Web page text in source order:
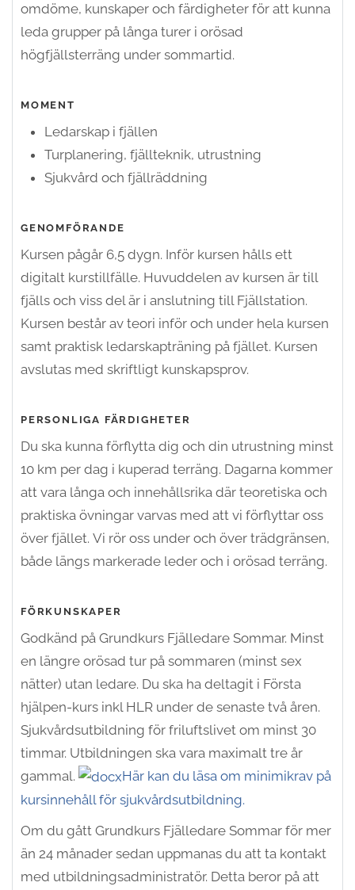
omdöme, kunskaper och färdigheter för att kunna
leda grupper på långa turer i orösad
högfjällsterräng under sommartid.
MOMENT
Ledarskap i fjällen
Turplanering, fjällteknik, utrustning
Sjukvård och fjällräddning
GENOMFÖRANDE
Kursen pågår 6,5 dygn. Inför kursen hålls ett
digitalt kurstillfälle. Huvuddelen av kursen är till
fjälls och viss del är i anslutning till Fjällstation.
Kursen består av teori inför och under hela kursen
samt praktisk ledarskapträning på fjället. Kursen
avslutas med skriftligt kunskapsprov.
PERSONLIGA FÄRDIGHETER
Du ska kunna förflytta dig och din utrustning minst
10 km per dag i kuperad terräng. Dagarna kommer
att vara långa och innehållsrika där teoretiska och
praktiska övningar varvas med att vi förflyttar oss
över fjället. Vi rör oss under och över trädgränsen,
både längs markerade leder och i orösad terräng.
FÖRKUNSKAPER
Godkänd på Grundkurs Fjälledare Sommar. Minst
en längre orösad tur på sommaren (minst sex
nätter) utan ledare. Du ska ha deltagit i Första
hjälpen-kurs inkl HLR under de senaste två åren.
Sjukvårdsutbildning för friluftslivet om minst 30
timmar. Utbildningen ska vara maximalt tre år
gammal.
Här kan du läsa om minimikrav på
kursinnehåll för sjukvårdsutbildning.
Om du gått Grundkurs Fjälledare Sommar för mer
än 24 månader sedan uppmanas du att ta kontakt
med utbildningsadministratör. Detta beror på att